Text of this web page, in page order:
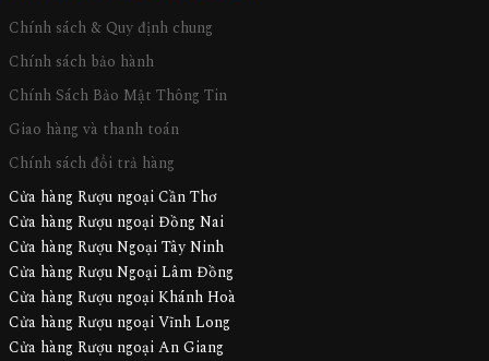
Chính sách & Quy định chung
Chính sách bảo hành
Chính Sách Bảo Mật Thông Tin
Giao hàng và thanh toán
Chính sách đổi trả hàng
Cửa hàng Rượu ngoại Cần Thơ
Cửa hàng Rượu ngoại Đồng Nai
Cửa hàng Rượu Ngoại Tây Ninh
Cửa hàng Rượu Ngoại Lâm Đồng
Cửa hàng Rượu ngoại Khánh Hoà
Cửa hàng Rượu ngoại Vĩnh Long
Cửa hàng Rượu ngoại An Giang